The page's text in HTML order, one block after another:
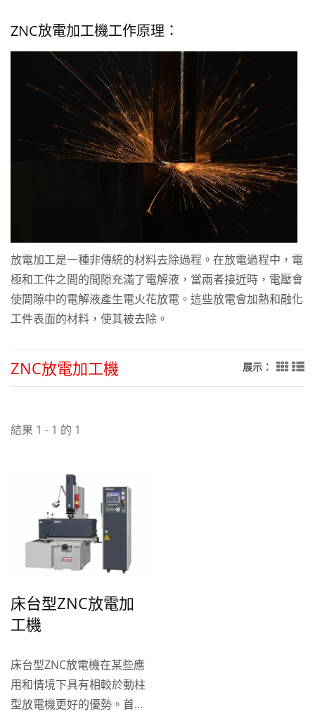
ZNC放電加工機工作原理：
放電加工是一種非傳統的材料去除過程。在放電過程中，電
極和工件之間的間隙充滿了電解液，當兩者接近時，電壓會
使間隙中的電解液產生電火花放電。這些放電會加熱和融化
工件表面的材料，使其被去除。
ZNC放電加工機 展示：
結果 1 - 1 的 1
床台型ZNC放電加
工機
床台型ZNC放電機在某些應
用和情境下具有相較於動柱
型放電機更好的優勢。首